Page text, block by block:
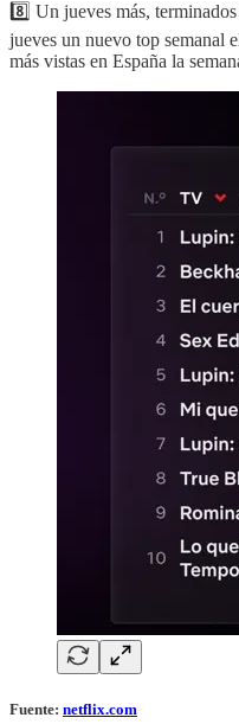
8️⃣ Un jueves más,
jueves un nuevo top semanal
más vistas en España la
Fuente: netflix.com